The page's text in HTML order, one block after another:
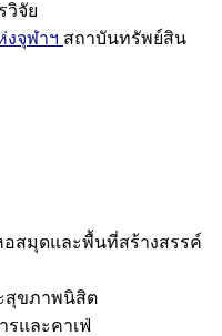
วิจัย
จุฬาฯ สถาบันทรัพย์สิน
อสมุดและพื้นที่สร้างสรรค์
สุขภาพนิสิต
รและคาเฟ่